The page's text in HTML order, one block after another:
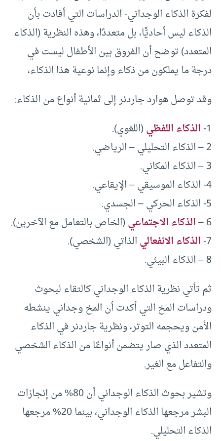
لفكرة الذكاء الوجداني- الدراسات التي أفادت بأن
الذكاء ليس أحاديًّا، بل متعددًا، وهذه النظرية (الذكاء
المتعدد) توضح أن الفروق بين الأطفال ليست في
درجة ما يملكون من ذكاء وإنما نوعية هذا الذكاء،
وقد توصل هوارد جاردنر إلى ثمانية أنواع من الذكاء:
1- الذكاء اللفظي(اللغوي).
2 – الذكاء التحليلي – الرياضي.
3 – الذكاء المكاني.
4- الذكاء الموسيقي – الإيقاعي.
5- الذكاء الحركي – الجسدي.
6 –
الذكاء الاجتماعي(الخاص بالتعامل مع الآخرين).
7- الذكاء الانفعاليالذاتي (الشخصي).
8 – الذكاء البيئي.
ثم تأتي نظرية الذكاء الوجداني كالتقاء لبحوث
ودراسات المخ التي أكدت أن المخ وجداني ينشطه
الأمن ويحجمه التوتر، ونظرية جاردنر في الذكاء
المتعدد الذي صار يتضمن أنواعًا من الذكاء الشخصي
والتفاعل مع الغير.
وتشير بحوث الذكاء الوجداني أن 80% من إنجازات
البشر مرجعها الذكاء الوجداني، بينما 20% مرجعها
الذكاء التحليلي.